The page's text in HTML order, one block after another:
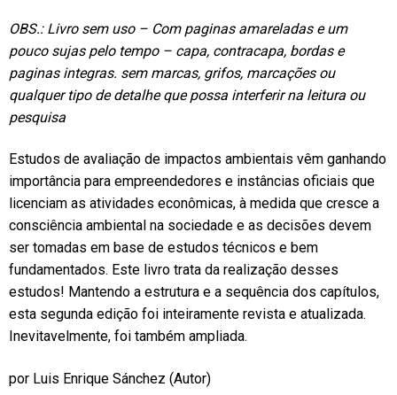
OBS.: Livro sem uso – Com paginas amareladas e um
pouco sujas pelo tempo – capa, contracapa, bordas e
paginas integras. sem marcas, grifos, marcações ou
qualquer tipo de detalhe que possa interferir na leitura ou
pesquisa
Estudos de avaliação de impactos ambientais vêm ganhando
importância para empreendedores e instâncias oficiais que
licenciam as atividades econômicas, à medida que cresce a
consciência ambiental na sociedade e as decisões devem
ser tomadas em base de estudos técnicos e bem
fundamentados. Este livro trata da realização desses
estudos! Mantendo a estrutura e a sequência dos capítulos,
esta segunda edição foi inteiramente revista e atualizada.
Inevitavelmente, foi também ampliada.
por Luis Enrique Sánchez (Autor)